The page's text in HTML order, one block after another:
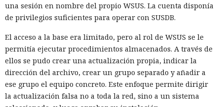
una sesión en nombre del propio WSUS. La cuenta disponía
de privilegios suficientes para operar con SUSDB.
El acceso a la base era limitado, pero al rol de WSUS se le
permitía ejecutar procedimientos almacenados. A través de
ellos se pudo crear una actualización propia, indicar la
dirección del archivo, crear un grupo separado y añadir a
ese grupo el equipo concreto. Este enfoque permite dirigir
la actualización falsa no a toda la red, sino a un sistema